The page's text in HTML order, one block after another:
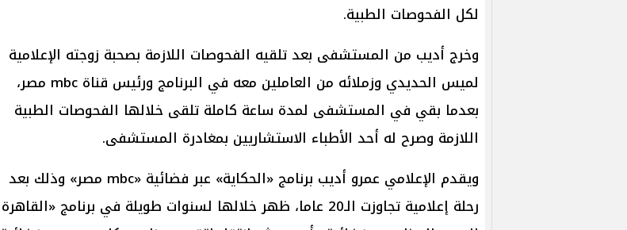
لكل الفحوصات الطبية.
وخرج أديب من المستشفى بعد تلقيه الفحوصات اللازمة بصحبة زوجته الإعلامية
لميس الحديدي وزملائه من العاملين معه في البرنامج ورئيس قناة mbc مصر،
بعدما بقي في المستشفى لمدة ساعة كاملة تلقى خلالها الفحوصات الطبية
اللازمة وصرح له أحد الأطباء الاستشاريين بمغادرة المستشفى.
ويقدم الإعلامي عمرو أديب برنامج «الحكاية» عبر فضائية «mbc مصر» وذلك بعد
رحلة إعلامية تجاوزت الـ20 عاما، ظهر خلالها لسنوات طويلة في برنامج «القاهرة